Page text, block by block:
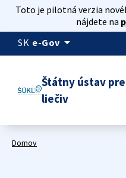
Toto je pilotná verzia
nájdete na
SK e-Gov arrow_drop_down
Štátny ústav
liečiv
Domov